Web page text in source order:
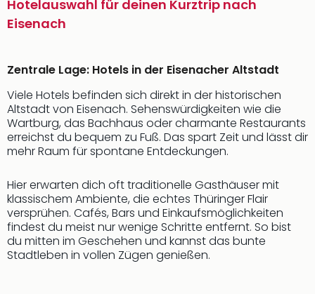
Hotelauswahl für deinen Kurztrip nach
Eisenach
Zentrale Lage: Hotels in der Eisenacher Altstadt
Viele Hotels befinden sich direkt in der historischen
Altstadt von Eisenach. Sehenswürdigkeiten wie die
Wartburg, das Bachhaus oder charmante Restaurants
erreichst du bequem zu Fuß. Das spart Zeit und lässt dir
mehr Raum für spontane Entdeckungen.
Hier erwarten dich oft traditionelle Gasthäuser mit
klassischem Ambiente, die echtes Thüringer Flair
versprühen. Cafés, Bars und Einkaufsmöglichkeiten
findest du meist nur wenige Schritte entfernt. So bist
du mitten im Geschehen und kannst das bunte
Stadtleben in vollen Zügen genießen.